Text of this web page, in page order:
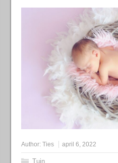
Author:Ties april 6, 2022
Tuin